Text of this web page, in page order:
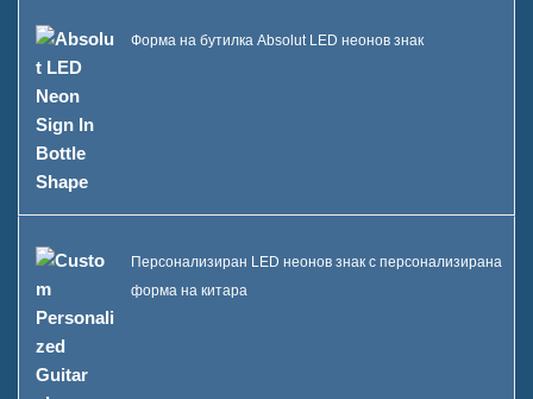
Форма на бутилка Absolut LED неонов знак
Персонализиран LED неонов знак с персонализирана
форма на китара